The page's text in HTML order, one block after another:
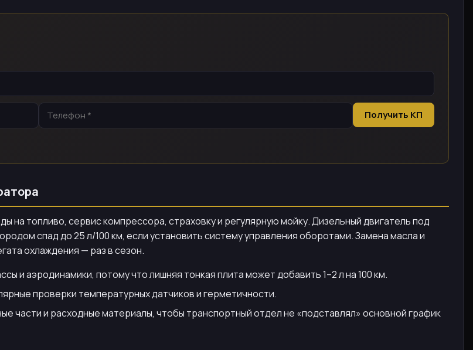
Получить КП
на топливо, сервис компрессора, страховку и регулярную мойку. Дизельный двигатель под
спад до 25 л/100 км, если установить систему управления оборотами. Замена масла и
охлаждения — раз в сезон.
и аэродинамики, потому что лишняя тонкая плита может добавить 1–2 л на 100 км.
проверки температурных датчиков и герметичности.
части и расходные материалы, чтобы транспортный отдел не «подставлял» основной график